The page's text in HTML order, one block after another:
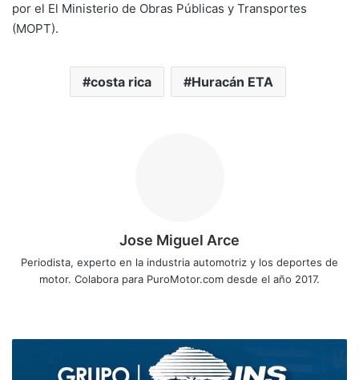
por el El Ministerio de Obras Públicas y Transportes
(MOPT).
costa rica Huracán ETA
Jose Miguel Arce
Periodista, experto en la industria automotriz y los deportes de
motor. Colabora para PuroMotor.com desde el año 2017.